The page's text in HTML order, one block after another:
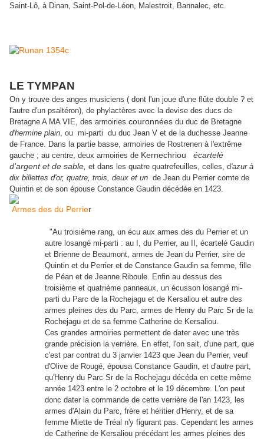
Saint-Lô, à Dinan, Saint-Pol-de-Léon, Malestroit, Bannalec, etc.
LE TYMPAN
On y trouve des anges musiciens ( dont l'un joue d'une flûte double ? et
l'autre d'un psaltéron), de phylactères avec la devise des ducs de
Bretagne A MA VIE, des armoiries couronnées du duc de Bretagne
d'hermine plain, ou mi-parti du duc Jean V et de la duchesse Jeanne
de France. Dans la partie basse, armoiries de Rostrenen à l'extrême
gauche ; au centre, deux armoiries de Kernechriou écartelé
d'argent et de sable, et dans les quatre quatrefeuilles, celles, d'azur à
dix billettes d'or, quatre, trois, deux et un de Jean du Perrier comte de
Quintin et de son épouse Constance Gaudin décédée en 1423.
Armes des du Perrier
"Au troisième rang, un écu aux armes des du Perrier et un
autre losangé mi-parti : au I, du Perrier, au II, écartelé Gaudin
et Brienne de Beaumont, armes de Jean du Perrier, sire de
Quintin et du Perrier et de Constance Gaudin sa femme, fille
de Péan et de Jeanne Riboule. Enfin au dessus des
troisième et quatrième panneaux, un écusson losangé mi-
parti du Parc de la Rochejagu et de Kersaliou et autre des
armes pleines des du Parc, armes de Henry du Parc Sr de la
Rochejagu et de sa femme Catherine de Kersaliou.
Ces grandes armoiries permettent de dater avec une très
grande précision la verrière. En effet, l'on sait, d'une part, que
c'est par contrat du 3 janvier 1423 que Jean du Perrier, veuf
d'Olive de Rougé, épousa Constance Gaudin, et d'autre part,
qu'Henry du Parc Sr de la Rochejagu décéda en cette même
année 1423 entre le 2 octobre et le 19 décembre. L'on peut
donc dater la commande de cette verrière de l'an 1423, les
armes d'Alain du Parc, frère et héritier d'Henry, et de sa
femme Miette de Tréal n'y figurant pas. Cependant les armes
de Catherine de Kersaliou précédant les armes pleines des